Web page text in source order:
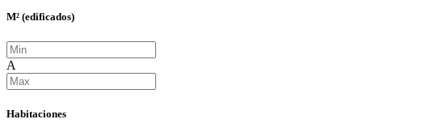
M² (edificados)
A
Habitaciones